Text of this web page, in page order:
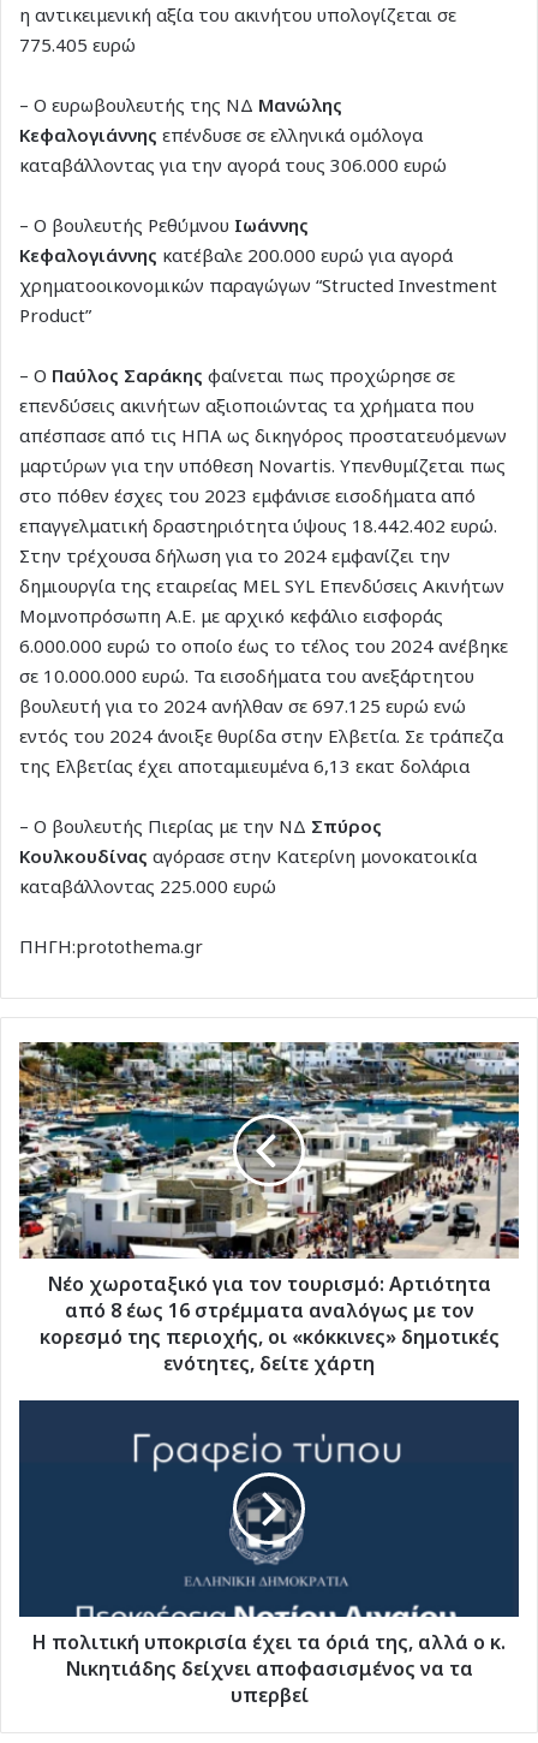
η αντικειμενική αξία του ακινήτου υπολογίζεται σε
775.405 ευρώ
– Ο ευρωβουλευτής της ΝΔ Μανώλης
Κεφαλογιάννης επένδυσε σε ελληνικά ομόλογα
καταβάλλοντας για την αγορά τους 306.000 ευρώ
– Ο βουλευτής Ρεθύμνου Ιωάννης
Κεφαλογιάννης κατέβαλε 200.000 ευρώ για αγορά
χρηματοοικονομικών παραγώγων “Structed Investment
Product”
– Ο Παύλος Σαράκης φαίνεται πως προχώρησε σε
επενδύσεις ακινήτων αξιοποιώντας τα χρήματα που
απέσπασε από τις ΗΠΑ ως δικηγόρος προστατευόμενων
μαρτύρων για την υπόθεση Novartis. Υπενθυμίζεται πως
στο πόθεν έσχες του 2023 εμφάνισε εισοδήματα από
επαγγελματική δραστηριότητα ύψους 18.442.402 ευρώ.
Στην τρέχουσα δήλωση για το 2024 εμφανίζει την
δημιουργία της εταιρείας MEL SYL Επενδύσεις Ακινήτων
Μομνοπρόσωπη Α.Ε. με αρχικό κεφάλιο εισφοράς
6.000.000 ευρώ το οποίο έως το τέλος του 2024 ανέβηκε
σε 10.000.000 ευρώ. Τα εισοδήματα του ανεξάρτητου
βουλευτή για το 2024 ανήλθαν σε 697.125 ευρώ ενώ
εντός του 2024 άνοιξε θυρίδα στην Ελβετία. Σε τράπεζα
της Ελβετίας έχει αποταμιευμένα 6,13 εκατ δολάρια
– Ο βουλευτής Πιερίας με την ΝΔ Σπύρος
Κουλκουδίνας αγόρασε στην Κατερίνη μονοκατοικία
καταβάλλοντας 225.000 ευρώ
ΠΗΓΗ:protothema.gr
Nέο
χωροταξικό
για
τον
τουρισμό:
Αρτιότητα
από
8
έως
στρέμματα
αναλόγως
κορεσμό
Nέο χωροταξικό για τον τουρισμό: Αρτιότητα
από 8 έως 16 στρέμματα αναλόγως με τον
κορεσμό της περιοχής, οι «κόκκινες» δημοτικές
ενότητες, δείτε χάρτη
ο
Νικητιάδης
Η πολιτική υποκρισία έχει τα όριά της, αλλά ο κ.
Νικητιάδης δείχνει αποφασισμένος να τα
υπερβεί